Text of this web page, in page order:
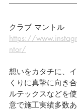
クラブ マントル
https://
ntor/
想いをカタチに、
くりに真摯に向き
ルテックスなどを
意で施工実績多数